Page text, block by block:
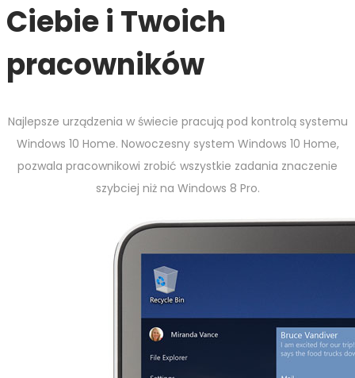
Ciebie i Twoich
pracowników
Najlepsze urządzenia w świecie pracują pod kontrolą systemu
Windows 10 Home. Nowoczesny system Windows 10 Home,
pozwala pracownikowi zrobić wszystkie zadania znaczenie
szybciej niż na Windows 8 Pro.